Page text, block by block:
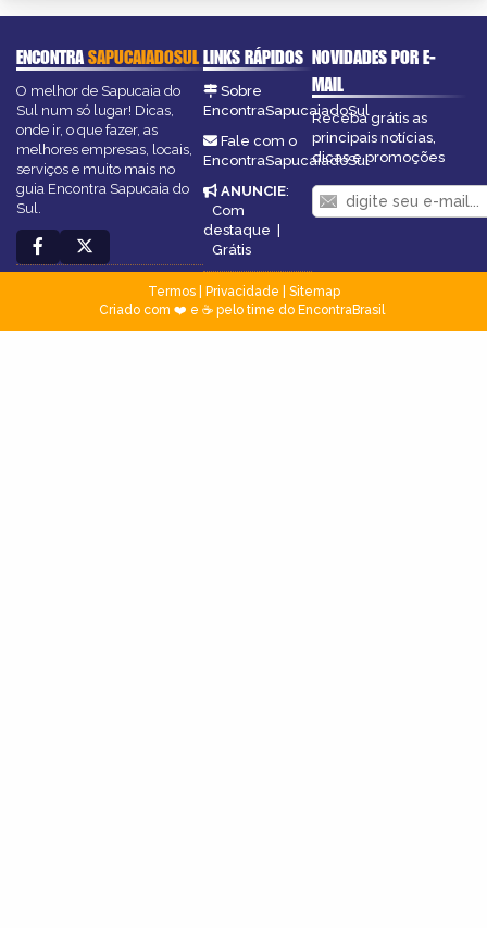
ENCONTRASAPUCAIADOSUL
O melhor de Sapucaia do
Sul num só lugar! Dicas,
onde ir, o que fazer, as
melhores empresas, locais,
serviços e muito mais no
guia Encontra Sapucaia do
Sul.
LINKS RÁPIDOS
Sobre
EncontraSapucaiadoSul
Fale com o
EncontraSapucaiadoSul
ANUNCIE:
Com
destaque |
Grátis
NOVIDADES POR E-
MAIL
Receba grátis as
principais notícias,
dicas e promoções
Termos| Privacidade
Sitemap
Criado com ❤️ e ☕ pelo time do EncontraBrasil